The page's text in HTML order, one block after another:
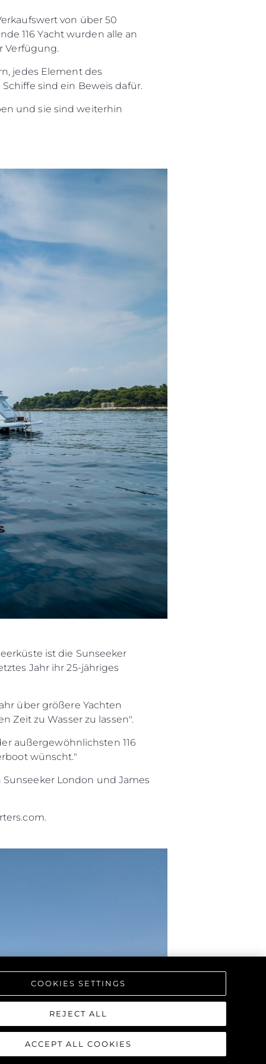
von über 50
116 Yacht wurden alle an
Verfügung.
jedes Element des
sind ein Beweis dafür.
und sie sind weiterhin
ist die Sunseeker
Jahr ihr 25-jähriges
über größere Yachten
Zeit zu Wasser zu lassen".
außergewöhnlichsten 116
wünscht."
Sunseeker London und James
Sie Ihr Boot
COOKIES SETTINGS
REJECT ALL
ACCEPT ALL COOKIES